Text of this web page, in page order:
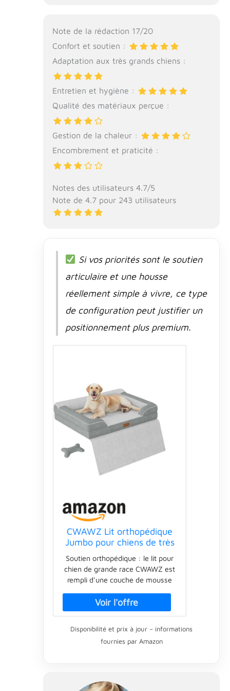
Note de la rédaction 17/20
Confort et soutien :
Adaptation aux très grands chiens :
Entretien et hygiène :
Qualité des matériaux perçue :
Gestion de la chaleur :
Encombrement et praticité :
Notes des utilisateurs 4.7/5
Note de 4.7 pour 243 utilisateurs
Si vos priorités sont le soutien
articulaire et une housse
réellement simple à vivre, ce type
de configuration peut justifier un
positionnement plus premium.
CWAWZ Lit orthopédique
Jumbo pour chiens de très
grande taille avec gel
rafraîchissant mousse à
mémoire de forme, housse
imperméable, amovible et
lavable, canapé en velours
hollandais de 114,3 cm
avec
Soutien orthopédique : le lit pour
chien de grande race CWAWZ est
rempli d'une couche de mousse
10,2 cm d'épaisseur pour amortir
les articulations du chien et fournir
sommeil, particulièrement adapté
pour les chiens âgés souffrant
de gel rafraîchissant dans notre lit
Disponibilité et prix à jour – informations
fournies par Amazon